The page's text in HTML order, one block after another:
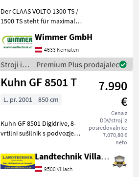
Der CLAAS VOLTO 1300 TS /
1500 TS steht für maximale
Futterverteilung und
höchste Effizienz in der
Grünlandernte. Mit seiner
großen Arbeitsbrei
Wimmer GmbH
4633 Kematen
Stroji in
oprema
za žetev
spravilo
Premium Plus prodajalec
Kuhn GF 8501 T
7.990
€
Cena z
DDV/stroj iz
posredovalnice
7.070,80 €
neto
L. pr. 2001 850 cm
Kuhn GF 8501 Digidrive, 8-
vrtilni sušilnik s podvozjem,
hidravlično zložljiv, idealen
za manjše traktorje,
pripravljen za uporabo in
Landtechnik Villach GmbH
9500 Villach